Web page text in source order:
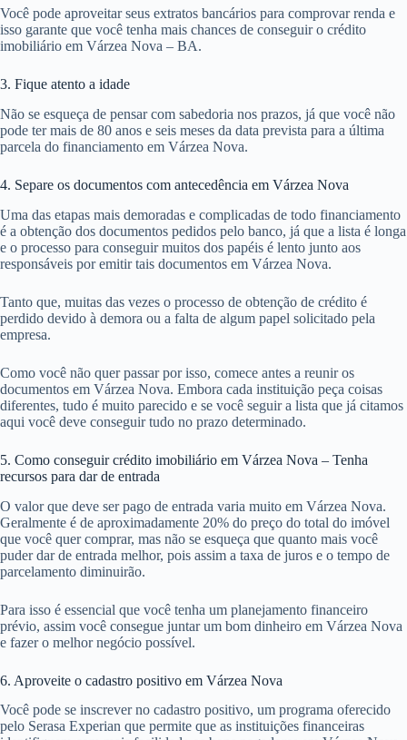
Você pode aproveitar seus extratos bancários para comprovar renda e
isso garante que você tenha mais chances de conseguir o crédito
imobiliário em Várzea Nova – BA.
3. Fique atento a idade
Não se esqueça de pensar com sabedoria nos prazos, já que você não
pode ter mais de 80 anos e seis meses da data prevista para a última
parcela do financiamento em Várzea Nova.
4. Separe os documentos com antecedência em Várzea Nova
Uma das etapas mais demoradas e complicadas de todo financiamento
é a obtenção dos documentos pedidos pelo banco, já que a lista é longa
e o processo para conseguir muitos dos papéis é lento junto aos
responsáveis por emitir tais documentos em Várzea Nova.
Tanto que, muitas das vezes o processo de obtenção de crédito é
perdido devido à demora ou a falta de algum papel solicitado pela
empresa.
Como você não quer passar por isso, comece antes a reunir os
documentos em Várzea Nova. Embora cada instituição peça coisas
diferentes, tudo é muito parecido e se você seguir a lista que já citamos
aqui você deve conseguir tudo no prazo determinado.
5. Como conseguir crédito imobiliário em Várzea Nova – Tenha
recursos para dar de entrada
O valor que deve ser pago de entrada varia muito em Várzea Nova.
Geralmente é de aproximadamente 20% do preço do total do imóvel
que você quer comprar, mas não se esqueça que quanto mais você
puder dar de entrada melhor, pois assim a taxa de juros e o tempo de
parcelamento diminuirão.
Para isso é essencial que você tenha um planejamento financeiro
prévio, assim você consegue juntar um bom dinheiro em Várzea Nova
e fazer o melhor negócio possível.
6. Aproveite o cadastro positivo em Várzea Nova
Você pode se inscrever no cadastro positivo, um programa oferecido
pelo Serasa Experian que permite que as instituições financeiras